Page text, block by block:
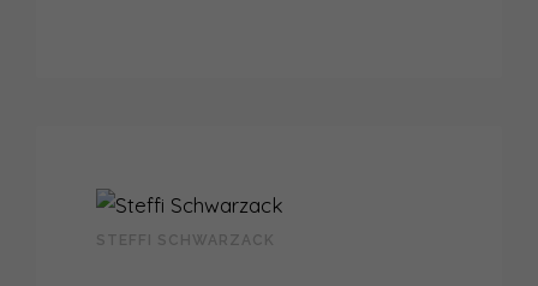
STEFFI SCHWARZACK